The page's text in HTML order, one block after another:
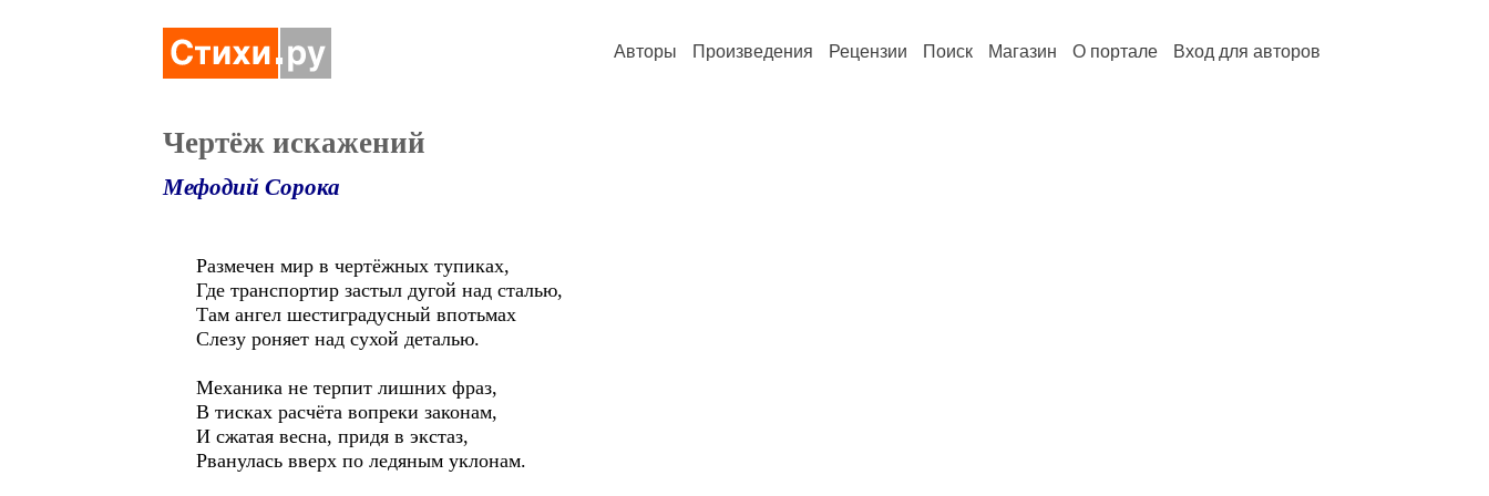
Авторы Произведения Рецензии Поиск Магазин О портале Вход для авторов
Чертёж искажений
Мефодий Сорока
Размечен мир в чертёжных тупиках,
Где транспортир застыл дугой над сталью,
Там ангел шестиградусный впотьмах
Слезу роняет над сухой деталью.
Механика не терпит лишних фраз,
В тисках расчёта вопреки законам,
И сжатая весна, придя в экстаз,
Рванулась вверх по ледяным уклонам.